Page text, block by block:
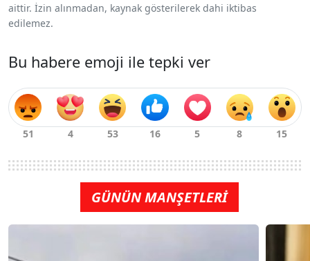
aittir. İzin alınmadan, kaynak gösterilerek dahi iktibas
edilemez.
Bu habere emoji ile tepki ver
GÜNÜN MANŞETLERİ